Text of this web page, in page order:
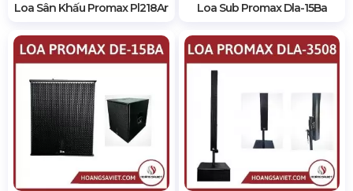
Loa Sân Khấu Promax Pl218Ar Loa Sub Promax Dla-15Ba